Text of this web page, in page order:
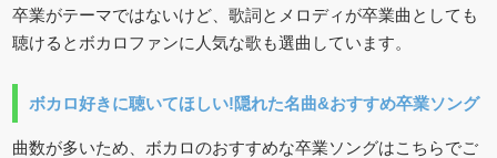
卒業がテーマではないけど、歌詞とメロディが卒業曲としても
聴けるとボカロファンに人気な歌も選曲しています。
ボカロ好きに聴いてほしい!隠れた名曲&おすすめ卒業ソング
曲数が多いため、ボカロのおすすめな卒業ソングはこちらでご